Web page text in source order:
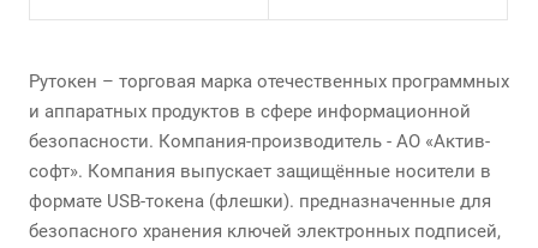
Рутокен – торговая марка отечественных программных
и аппаратных продуктов в сфере информационной
безопасности. Компания-производитель - АО «Актив-
софт». Компания выпускает защищённые носители в
формате USB-токена (флешки). предназначенные для
безопасного хранения ключей электронных подписей,